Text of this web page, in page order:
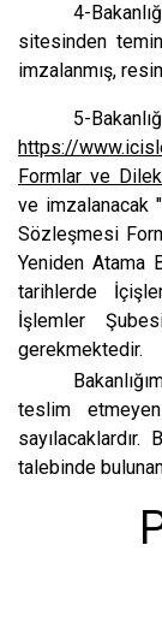
4-
sitesinden
imzalanmış,
5-
https://
Formlar ve
ve imzalanacak
Sözleşmesi
Yeniden Atama
tarihlerde
İşlemler
gerekmektedir.
teslim
talebinde